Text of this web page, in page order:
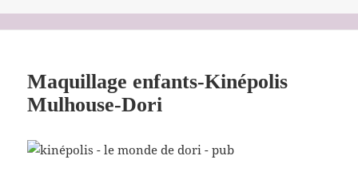
Maquillage enfants-Kinépolis
Mulhouse-Dori